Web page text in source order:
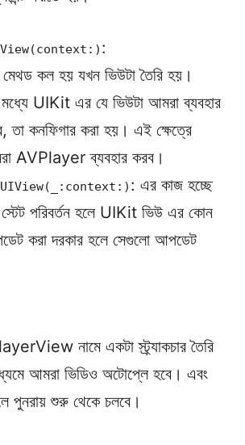
:
কল হয় যখন ভিউটা তৈরি হয়।
UIKit এর যে ভিউটা আমরা ব্যবহার
তা কনফিগার করা হয়। এই ক্ষেত্রে
AVPlayer ব্যবহার করব।
: এর কাজ হচ্ছে
পরিবর্তন হলে UIKit ভিউ এর কোন
করা দরকার হলে সেগুলো আপডেট
নামে একটা স্ট্র্যাকচার তৈরি
আমরা ভিডিও অটোপ্লে হবে। এবং
পুনরায় শুরু থেকে চলবে।